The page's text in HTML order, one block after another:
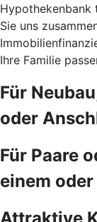
Hypothekenbank
Sie uns
Ihre Familie
Für
oder
Für Paare
einem